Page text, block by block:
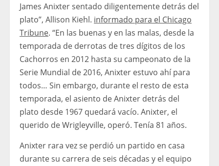
James Anixter sentado diligentemente detrás del
plato”, Allison Kiehl. informado para el Chicago
Tribune. “En las buenas y en las malas, desde la
temporada de derrotas de tres dígitos de los
Cachorros en 2012 hasta su campeonato de la
Serie Mundial de 2016, Anixter estuvo ahí para
todos… Sin embargo, durante el resto de esta
temporada, el asiento de Anixter detrás del
plato desde 1967 quedará vacío. Anixter, el
querido de Wrigleyville, operó. Tenía 81 años.
Anixter rara vez se perdió un partido en casa
durante su carrera de seis décadas y el equipo